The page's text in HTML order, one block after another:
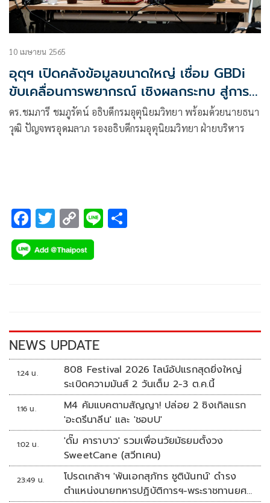
10 เมษายน 2565
อุตุฯ เปิดคลังข้อมูลขนาดใหญ่ เชื่อม GBDi
ขับเคลื่อนการพยากรณ์ เชิงผลกระทบ สู่การ
พัฒนาเศรษฐกิจและสังคม
ดร.ชมภารี ชมภูรัตน์ อธิบดีกรมอุตุนิยมวิทยา พร้อมด้วยนายธนา
วุฒิ ปัญจพรอุดมลาภ รองอธิบดีกรมอุตุนิยมวิทยา ฝ่ายบริหาร
F
ac
e
k
T
wi
tt
C
o
p
k
Li
NEWS UPDATE
1:24 น.
808 Festival 2026 ไลน์อัปแรกสุดยิ่งใหญ่
ระเบิดความมันส์ 2 วันเต็ม 2-3 ต.ค.นี้
1:16 น.
M4 คัมแบคตามสัญญา! ปล่อย 2 ซิงเกิลแรก
'อะดรีนาลีน' และ 'ชอบU'
1:02 น.
'ดั๊ม คาราบาว' รวมเพื่อนวัยมัธยมตั้งวง
SweetCane (สวีทเคน)
23:49 น.
โปรดเกล้าฯ 'พันเอกสุภัทร ชูตินันทน์' ดำรง
ตำแหน่งนายทหารปฏิบัติการฯ-พระราชทานยศ